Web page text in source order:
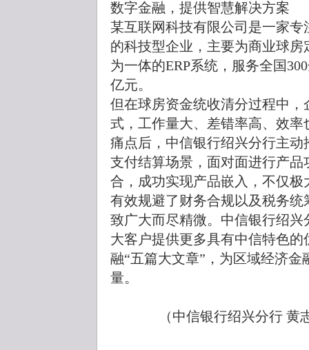
数字金融，提供智慧解决方案
某互联网科技有限公司是一家
的科技型企业，主要为商业球
为一体的ERP系统，服务全国
亿元。
但在球房资金统收清分过程中
式，工作量大、差错率高、效
痛点后，中信银行绍兴分行主动
支付结算场景，面对面进行产
合，成功实现产品嵌入，不仅
有效规避了财务合规以及税务统
致广大而尽精微。中信银行绍
大客户提供更多具有中信特色
融“五篇大文章”，为区域经济
量。
（中信银行绍兴分行 黄